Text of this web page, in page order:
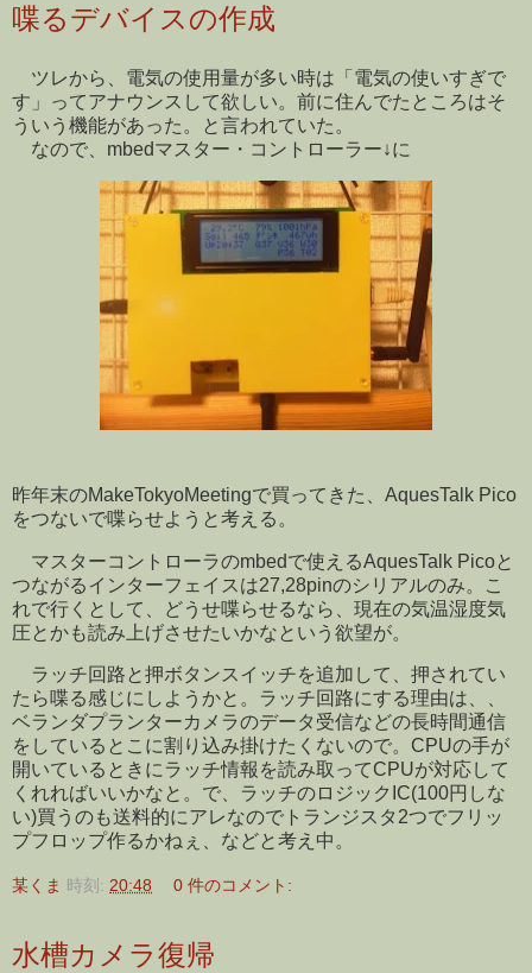
喋るデバイスの作成
ツレから、電気の使用量が多い時は「電気の使いすぎで
す」ってアナウンスして欲しい。前に住んでたところはそ
ういう機能があった。と言われていた。
なので、mbedマスター・コントローラー↓に
昨年末のMakeTokyoMeetingで買ってきた、AquesTalk Pico
をつないで喋らせようと考える。
マスターコントローラのmbedで使えるAquesTalk Picoと
つながるインターフェイスは27,28pinのシリアルのみ。こ
れで行くとして、どうせ喋らせるなら、現在の気温湿度気
圧とかも読み上げさせたいかなという欲望が。
ラッチ回路と押ボタンスイッチを追加して、押されてい
たら喋る感じにしようかと。ラッチ回路にする理由は、、
ベランダプランターカメラのデータ受信などの長時間通信
をしているとこに割り込み掛けたくないので。CPUの手が
開いているときにラッチ情報を読み取ってCPUが対応して
くれればいいかなと。で、ラッチのロジックIC(100円しな
い)買うのも送料的にアレなのでトランジスタ2つでフリッ
プフロップ作るかねぇ、などと考え中。
某くま 時刻: 20:48 0 件のコメント:
水槽カメラ復帰